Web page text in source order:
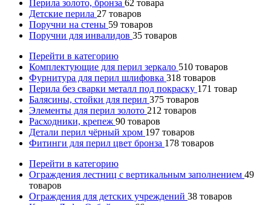
Перила золото, бронза 62 товара
Детские перила 27 товаров
Поручни на стены 59 товаров
Поручни для инвалидов 35 товаров
Перейти в категорию
Комплектующие для перил зеркало 510 товаров
Фурнитура для перил шлифовка 318 товаров
Перила без сварки металл под покраску 171 товар
Балясины, стойки для перил 375 товаров
Элементы для перил золото 212 товаров
Расходники, крепеж 90 товаров
Детали перил чёрный хром 197 товаров
Фитинги для перил цвет бронза 178 товаров
Перейти в категорию
Ограждения лестниц с вертикальным заполнением 49
товаров
Ограждения для детских учреждений 38 товаров